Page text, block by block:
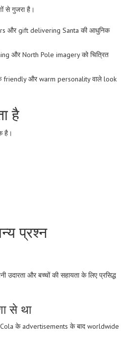
से गुजरा है।
और gift delivering Santa की आधुनिक
और North Pole imagery को चित्रित
friendly और warm personality वाले look
है
है।
प्रश्न
और बच्चों की सहायता के लिए प्रसिद्ध
से था
के advertisements के बाद worldwide